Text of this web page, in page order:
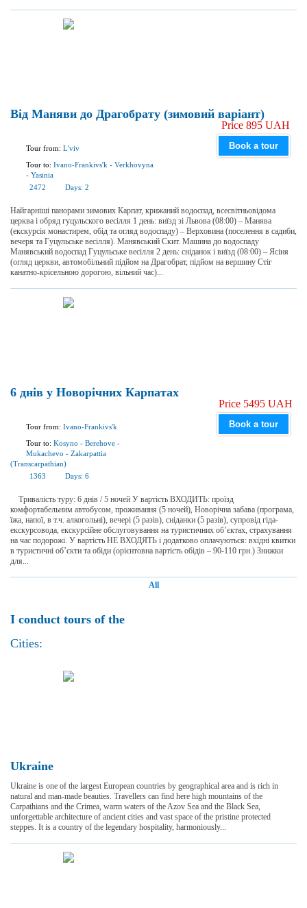
Від Маняви до Драгобрату (зимовий варіант)
Tour from: L'viv
Tour to: Ivano-Frankivs'k - Verkhovyna
- Yasinia
2472
Days: 2
Price 895 UAH
Book a tour
Найгарніші панорами зимових Карпат, крижаний водоспад, всесвітньовідома
церква і обряд гуцульского весілля 1 день: виїзд зі Львова (08:00) – Манява
(екскурсія монастирем, обід та огляд водоспаду) – Верховина (поселення в садиби,
вечеря та Гуцульське весілля). Манявський Скит. Машина до водоспаду
Манявський водоспад Гуцульське весілля 2 день: сніданок і виїзд (08:00) – Ясіня
(огляд церкви, автомобільний підйом на Драгобрат, підйом на вершину Стіг
канатно-крісельною дорогою, вільний час)...
6 днів у Новорічних Карпатах
Tour from: Ivano-Frankivs'k
Tour to: Kosyno - Berehove -
Mukachevo - Zakarpattia
(Transcarpathian)
1363
Days: 6
Price 5495 UAH
Book a tour
Тривалість туру: 6 днів / 5 ночей У вартість ВХОДИТЬ: проїзд
комфортабельним автобусом, проживання (5 ночей), Новорічна забава (програма,
їжа, напої, в т.ч. алкогольні), вечері (5 разів), сніданки (5 разів), супровід гіда-
екскурсовода, екскурсійне обслуговування на туристичних об’єктах, страхування
на час подорожі. У вартість НЕ ВХОДЯТЬ і додатково оплачуються: вхідні квитки
в туристичні об’єкти та обіди (орієнтовна вартість обідів – 90-110 грн.) Знижки
для...
All
I conduct tours of the
Cities:
Ukraine
Ukraine is one of the largest European countries by geographical area and is rich in
natural and man-made beauties. Travellers can find here high mountains of the
Carpathians and the Crimea, warm waters of the Azov Sea and the Black Sea,
unforgettable architecture of ancient cities and vast space of the pristine protected
steppes. It is a country of the legendary hospitality, harmoniously...